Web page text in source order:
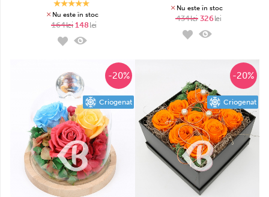
Nu este în stoc
164lei 148lei
Nu este în stoc
434lei 326lei
-20%
Criogenat
-20%
Criogenat